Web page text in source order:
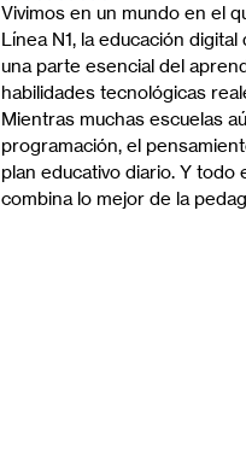
Vivimos en un mundo en el
Línea N1, la educación
una parte esencial del
habilidades tecnológicas
Mientras muchas escuelas
programación, el
plan educativo diario. Y
combina lo mejor de la